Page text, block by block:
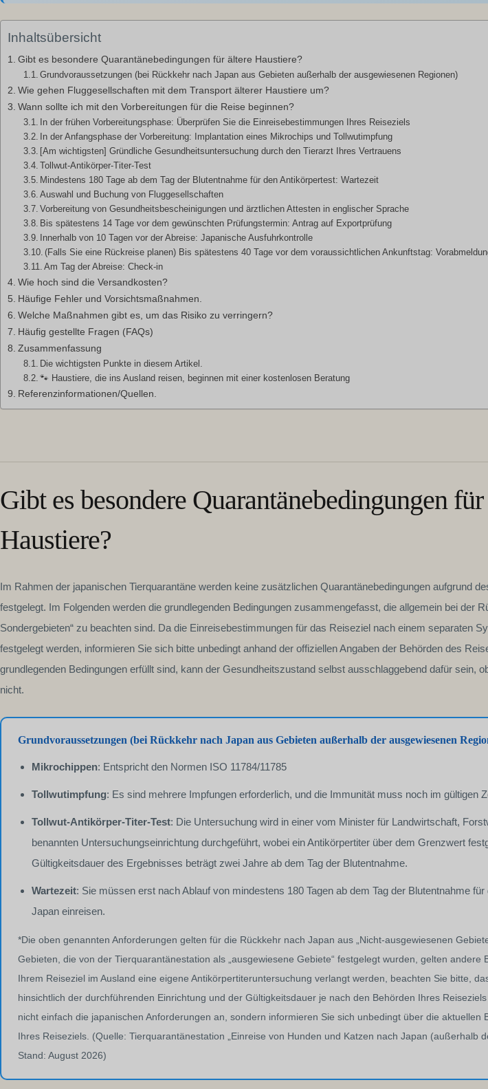
Inhaltsübersicht
Gibt es besondere Quarantänebedingungen für ältere Haustiere?
Grundvoraussetzungen (bei Rückkehr nach Japan aus Gebieten außerhalb der ausgewiesenen Regionen)
Wie gehen Fluggesellschaften mit dem Transport älterer Haustiere um?
Wann sollte ich mit den Vorbereitungen für die Reise beginnen?
In der frühen Vorbereitungsphase: Überprüfen Sie die Einreisebestimmungen Ihres Reiseziels
In der Anfangsphase der Vorbereitung: Implantation eines Mikrochips und Tollwutimpfung
[Am wichtigsten] Gründliche Gesundheitsuntersuchung durch den Tierarzt Ihres Vertrauens
Tollwut-Antikörper-Titer-Test
Mindestens 180 Tage ab dem Tag der Blutentnahme für den Antikörpertest: Wartezeit
Auswahl und Buchung von Fluggesellschaften
Vorbereitung von Gesundheitsbescheinigungen und ärztlichen Attesten in englischer Sprache
Bis spätestens 14 Tage vor dem gewünschten Prüfungstermin: Antrag auf Exportprüfung
Innerhalb von 10 Tagen vor der Abreise: Japanische Ausfuhrkontrolle
(Falls Sie eine Rückreise planen) Bis spätestens 40 Tage vor dem voraussichtlichen Ankunftstag:
Am Tag der Abreise: Check-in
Wie hoch sind die Versandkosten?
Häufige Fehler und Vorsichtsmaßnahmen.
Welche Maßnahmen gibt es, um das Risiko zu verringern?
Häufig gestellte Fragen (FAQs)
Zusammenfassung
Die wichtigsten Punkte in diesem Artikel.
🐾 Haustiere, die ins Ausland reisen, beginnen mit einer kostenlosen Beratung
Referenzinformationen/Quellen.
Gibt es besondere Quarantänebedingungen
Haustiere?
Im Rahmen der japanischen Tierquarantäne werden keine zusätzlichen Quarantänebedingungen aufgrund
festgelegt. Im Folgenden werden die grundlegenden Bedingungen zusammengefasst, die allgemein bei der
Sondergebieten“ zu beachten sind. Da die Einreisebestimmungen für das Reiseziel nach einem separaten
festgelegt werden, informieren Sie sich bitte unbedingt anhand der offiziellen Angaben der Behörden des
grundlegenden Bedingungen erfüllt sind, kann der Gesundheitszustand selbst ausschlaggebend dafür sein,
nicht.
Grundvoraussetzungen (bei Rückkehr nach Japan aus Gebieten außerhalb der ausgewiesenen
Mikrochippen: Entspricht den Normen ISO 11784/11785
Tollwutimpfung: Es sind mehrere Impfungen erforderlich, und die Immunität muss noch im gültigen
Tollwut-Antikörper-Titer-Test: Die Untersuchung wird in einer vom Minister für Landwirtschaft,
benannten Untersuchungseinrichtung durchgeführt, wobei ein Antikörpertiter über dem Grenzwert
Gültigkeitsdauer des Ergebnisses beträgt zwei Jahre ab dem Tag der Blutentnahme.
Wartezeit: Sie müssen erst nach Ablauf von mindestens 180 Tagen ab dem Tag der Blutentnahme
Japan einreisen.
*Die oben genannten Anforderungen gelten für die Rückkehr nach Japan aus „Nicht-ausgewiesenen
Gebieten, die von der Tierquarantänestation als „ausgewiesene Gebiete“ festgelegt wurden, gelten andere
Ihrem Reiseziel im Ausland eine eigene Antikörpertiteruntersuchung verlangt werden, beachten Sie bitte,
hinsichtlich der durchführenden Einrichtung und der Gültigkeitsdauer je nach den Behörden Ihres
nicht einfach die japanischen Anforderungen an, sondern informieren Sie sich unbedingt über die aktuellen
Ihres Reiseziels. (Quelle: Tierquarantänestation „Einreise von Hunden und Katzen nach Japan (außerhalb
Stand: August 2026)